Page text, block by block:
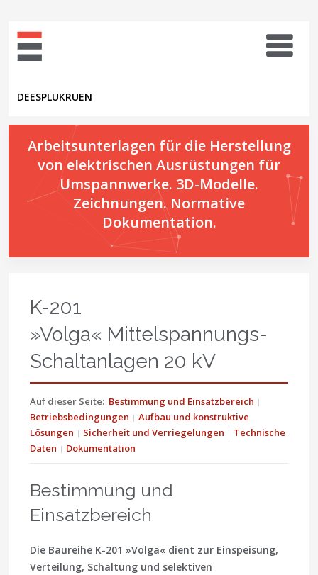
DEESPLUKRUEN
Arbeitsunterlagen für die Herstellung
von elektrischen Ausrüstungen für
Umspannwerke. 3D-Modelle.
Zeichnungen. Normative
Dokumentation.
K-201
»Volga« Mittelspannungs-
Schaltanlagen 20 kV
Auf dieser Seite: Bestimmung und Einsatzbereich
Betriebsbedingungen
Aufbau und konstruktive
Lösungen
Sicherheit und Verriegelungen
Technische
Daten
Dokumentation
Bestimmung und
Einsatzbereich
Die Baureihe K-201 »Volga« dient zur Einspeisung,
Verteilung, Schaltung und selektiven